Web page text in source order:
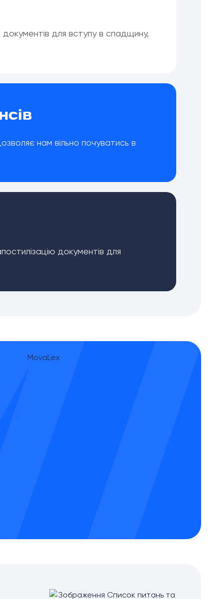
для вступу в спадщину,
нам вільно почуватись в
документів для